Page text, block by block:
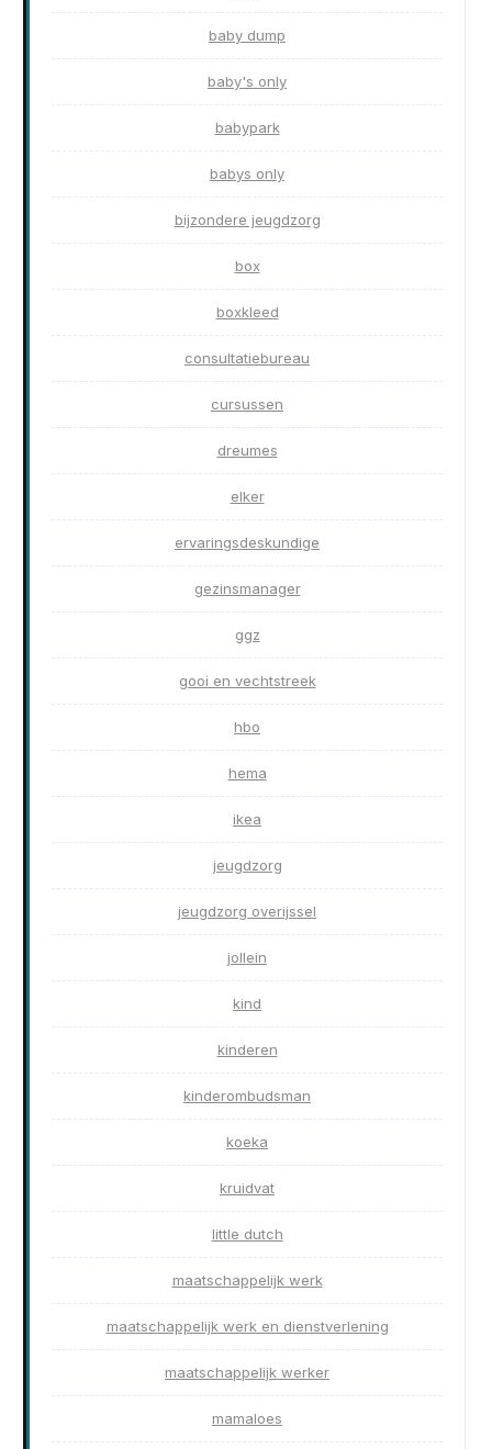
baby dump
baby's only
babypark
babys only
bijzondere jeugdzorg
box
boxkleed
consultatiebureau
cursussen
dreumes
elker
ervaringsdeskundige
gezinsmanager
ggz
gooi en vechtstreek
hbo
hema
ikea
jeugdzorg
jeugdzorg overijssel
jollein
kind
kinderen
kinderombudsman
koeka
kruidvat
little dutch
maatschappelijk werk
maatschappelijk werk en dienstverlening
maatschappelijk werker
mamaloes